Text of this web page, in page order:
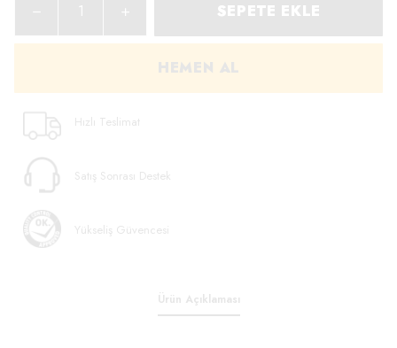
SEPETE EKLE
HEMEN AL
Hızlı Teslimat
Satış Sonrası Destek
Yükseliş Güvencesi
Ürün Açıklaması